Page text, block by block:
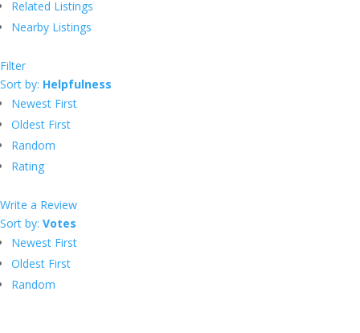
Related Listings
Nearby Listings
Filter
Sort by: Helpfulness
Newest First
Oldest First
Random
Rating
Write a Review
Sort by: Votes
Newest First
Oldest First
Random